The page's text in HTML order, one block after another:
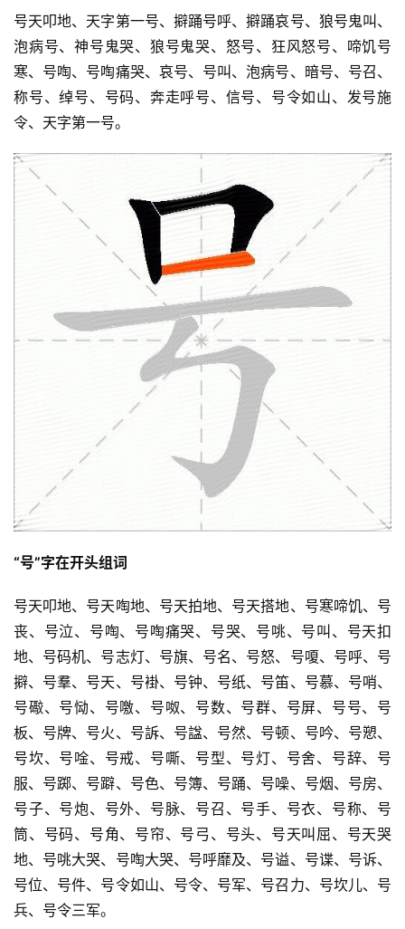
号天叩地、天字第一号、擗踊号呼、擗踊哀号、狼号鬼叫、
泡病号、神号鬼哭、狼号鬼哭、怒号、狂风怒号、啼饥号
寒、号啕、号啕痛哭、哀号、号叫、泡病号、暗号、号召、
称号、绰号、号码、奔走呼号、信号、号令如山、发号施
令、天字第一号。
“号”字在开头组词
号天叩地、号天啕地、号天拍地、号天搭地、号寒啼饥、号
丧、号泣、号啕、号啕痛哭、号哭、号咷、号叫、号天扣
地、号码机、号志灯、号旗、号名、号怒、号嗄、号呼、号
擗、号羣、号天、号褂、号钟、号纸、号笛、号慕、号哨、
号礮、号恸、号噭、号呶、号数、号群、号屏、号号、号
板、号牌、号火、号訴、号諡、号然、号顿、号吟、号愬、
号坎、号唫、号戒、号嘶、号型、号灯、号舍、号辞、号
服、号踯、号躃、号色、号簿、号踊、号噪、号烟、号房、
号子、号炮、号外、号脉、号召、号手、号衣、号称、号
筒、号码、号角、号帘、号弓、号头、号天叫屈、号天哭
地、号咷大哭、号啕大哭、号呼靡及、号谥、号谍、号诉、
号位、号件、号令如山、号令、号军、号召力、号坎儿、号
兵、号令三军。